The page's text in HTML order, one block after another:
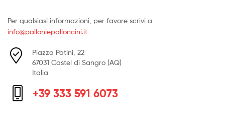
Per qualsiasi informazioni, per favore scrivi a
info@palloniepalloncini.it
Piazza Patini, 22
67031 Castel di Sangro (AQ)
Italia
+39 333 591 6073